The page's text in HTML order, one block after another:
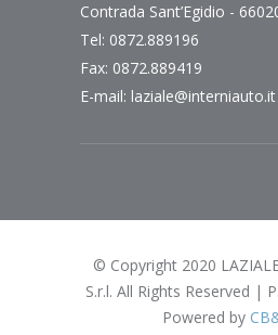
Contrada Sant’Egidio -
Tel: 0872.889196
Fax: 0872.889419
E-mail: laziale@interniauto.it
© Copyright 2020
S.r.l. All Rights Reserved |
Powered by